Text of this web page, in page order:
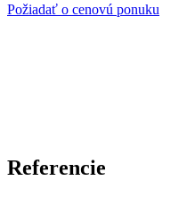
Požiadať o cenovú ponuku
Referencie